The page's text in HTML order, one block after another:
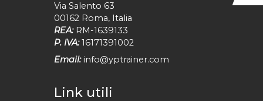
Via Salento 63
00162 Roma, Italia
REA: RM-1639133
P. IVA: 16171391002
Email: info@yptrainer.com
Link utili